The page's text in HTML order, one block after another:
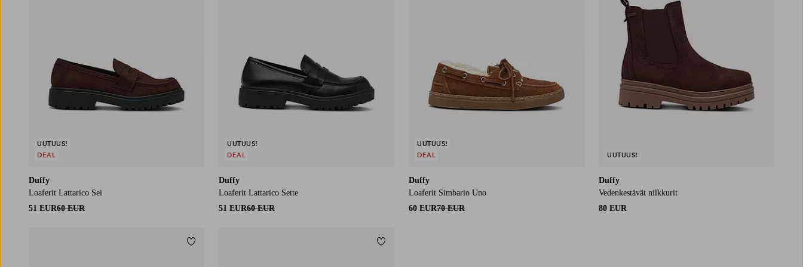
Duffy
Loaferit Lattarico Sei
51 EUR60 EUR
UUTUUS!
DEAL
Duffy
Loaferit Lattarico Sette
51 EUR60 EUR
UUTUUS!
DEAL
Duffy
Loaferit Simbario Uno
60 EUR70 EUR
UUTUUS!
DEAL
Duffy
Vedenkestävät nilkkurit
80 EUR
UUTUUS!
Lisää suosikkeihin Lisää suosikkeihin